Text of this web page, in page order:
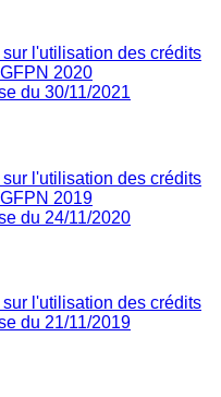
l'utilisation des crédits
2020
du 30/11/2021
l'utilisation des crédits
2019
du 24/11/2020
l'utilisation des crédits
du 21/11/2019